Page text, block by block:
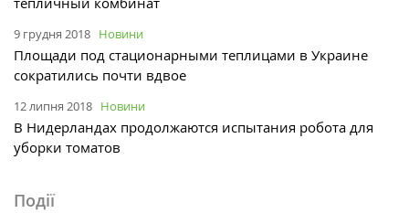
9 грудня 2018 Новини
Площади под стационарными теплицами в Украине
сократились почти вдвое
12 липня 2018 Новини
В Нидерландах продолжаются испытания робота для
уборки томатов
Події